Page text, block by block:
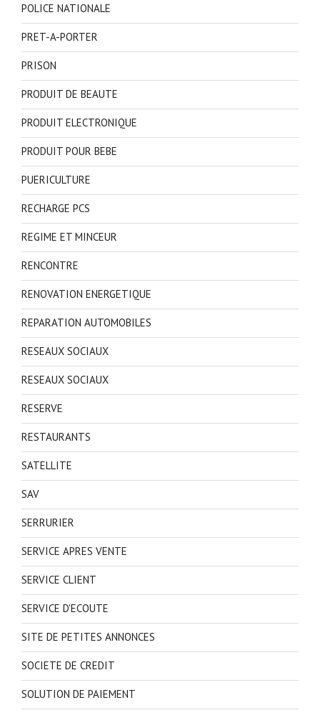
POLICE NATIONALE
PRET-A-PORTER
PRISON
PRODUIT DE BEAUTE
PRODUIT ELECTRONIQUE
PRODUIT POUR BEBE
PUERICULTURE
RECHARGE PCS
REGIME ET MINCEUR
RENCONTRE
RENOVATION ENERGETIQUE
REPARATION AUTOMOBILES
RESEAUX SOCIAUX
RESEAUX SOCIAUX
RESERVE
RESTAURANTS
SATELLITE
SAV
SERRURIER
SERVICE APRES VENTE
SERVICE CLIENT
SERVICE D'ECOUTE
SITE DE PETITES ANNONCES
SOCIETE DE CREDIT
SOLUTION DE PAIEMENT